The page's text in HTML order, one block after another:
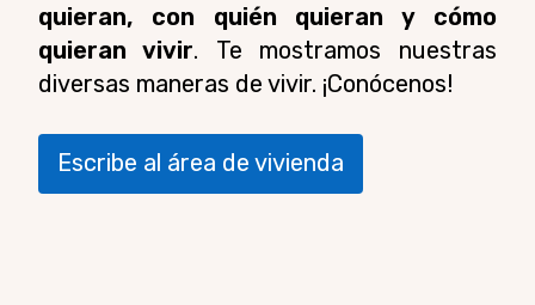
quieran, con quién quieran y cómo
quieran vivir. Te mostramos nuestras
diversas maneras de vivir. ¡Conócenos!
Escribe al área de vivienda